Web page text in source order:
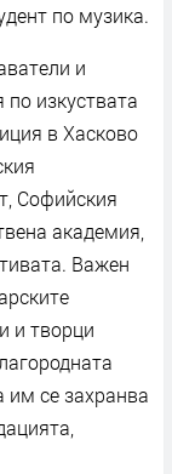
по музика.
и
изкуствата
в Хасково
Софийския
академия,
Важен
и творци
им се захранва